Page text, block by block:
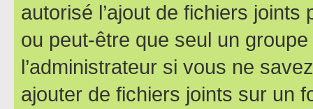
autorisé l’ajout de fichiers
ou peut-être que seul un
l’administrateur si vous ne
ajouter de fichiers joints sur un